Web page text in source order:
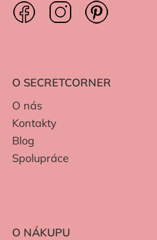
O SECRETCORNER
O nás
Kontakty
Blog
Spolupráce
O NÁKUPU